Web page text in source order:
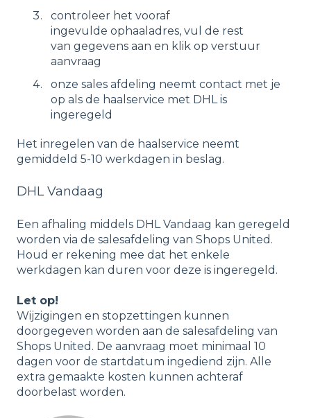
controleer het vooraf
ingevulde ophaaladres, vul de rest
van gegevens aan en klik op verstuur
aanvraag
onze sales afdeling neemt contact met je
op als de haalservice met DHL is
ingeregeld
Het inregelen van de haalservice neemt
gemiddeld 5-10 werkdagen in beslag.
DHL Vandaag
Een afhaling middels DHL Vandaag kan geregeld
worden via de salesafdeling van Shops United.
Houd er rekening mee dat het enkele
werkdagen kan duren voor deze is ingeregeld.
Let op!
Wijzigingen en stopzettingen kunnen
doorgegeven worden aan de salesafdeling van
Shops United. De aanvraag moet minimaal 10
dagen voor de startdatum ingediend zijn. Alle
extra gemaakte kosten kunnen achteraf
doorbelast worden.